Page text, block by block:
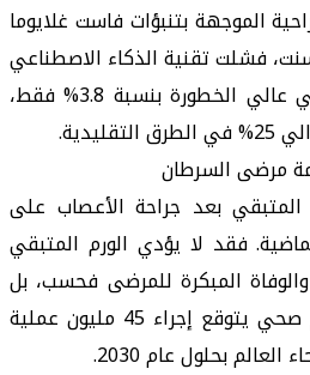
الموجهة بتنبؤات فاست غلايوما
فشلت تقنية الذكاء الاصطناعي
في اكتشاف الورم المتبقي عالي الخطورة بنسبة 3.8% فقط،
مرضى السرطان
بعد جراحة الأعصاب على
فقد لا يؤدي الورم المتبقي
المبكرة للمرضى فحسب، بل
إنه يزيد الأعباء على نظام صحي يتوقع إجراء 45 مليون عملية
بحلول عام 2030.